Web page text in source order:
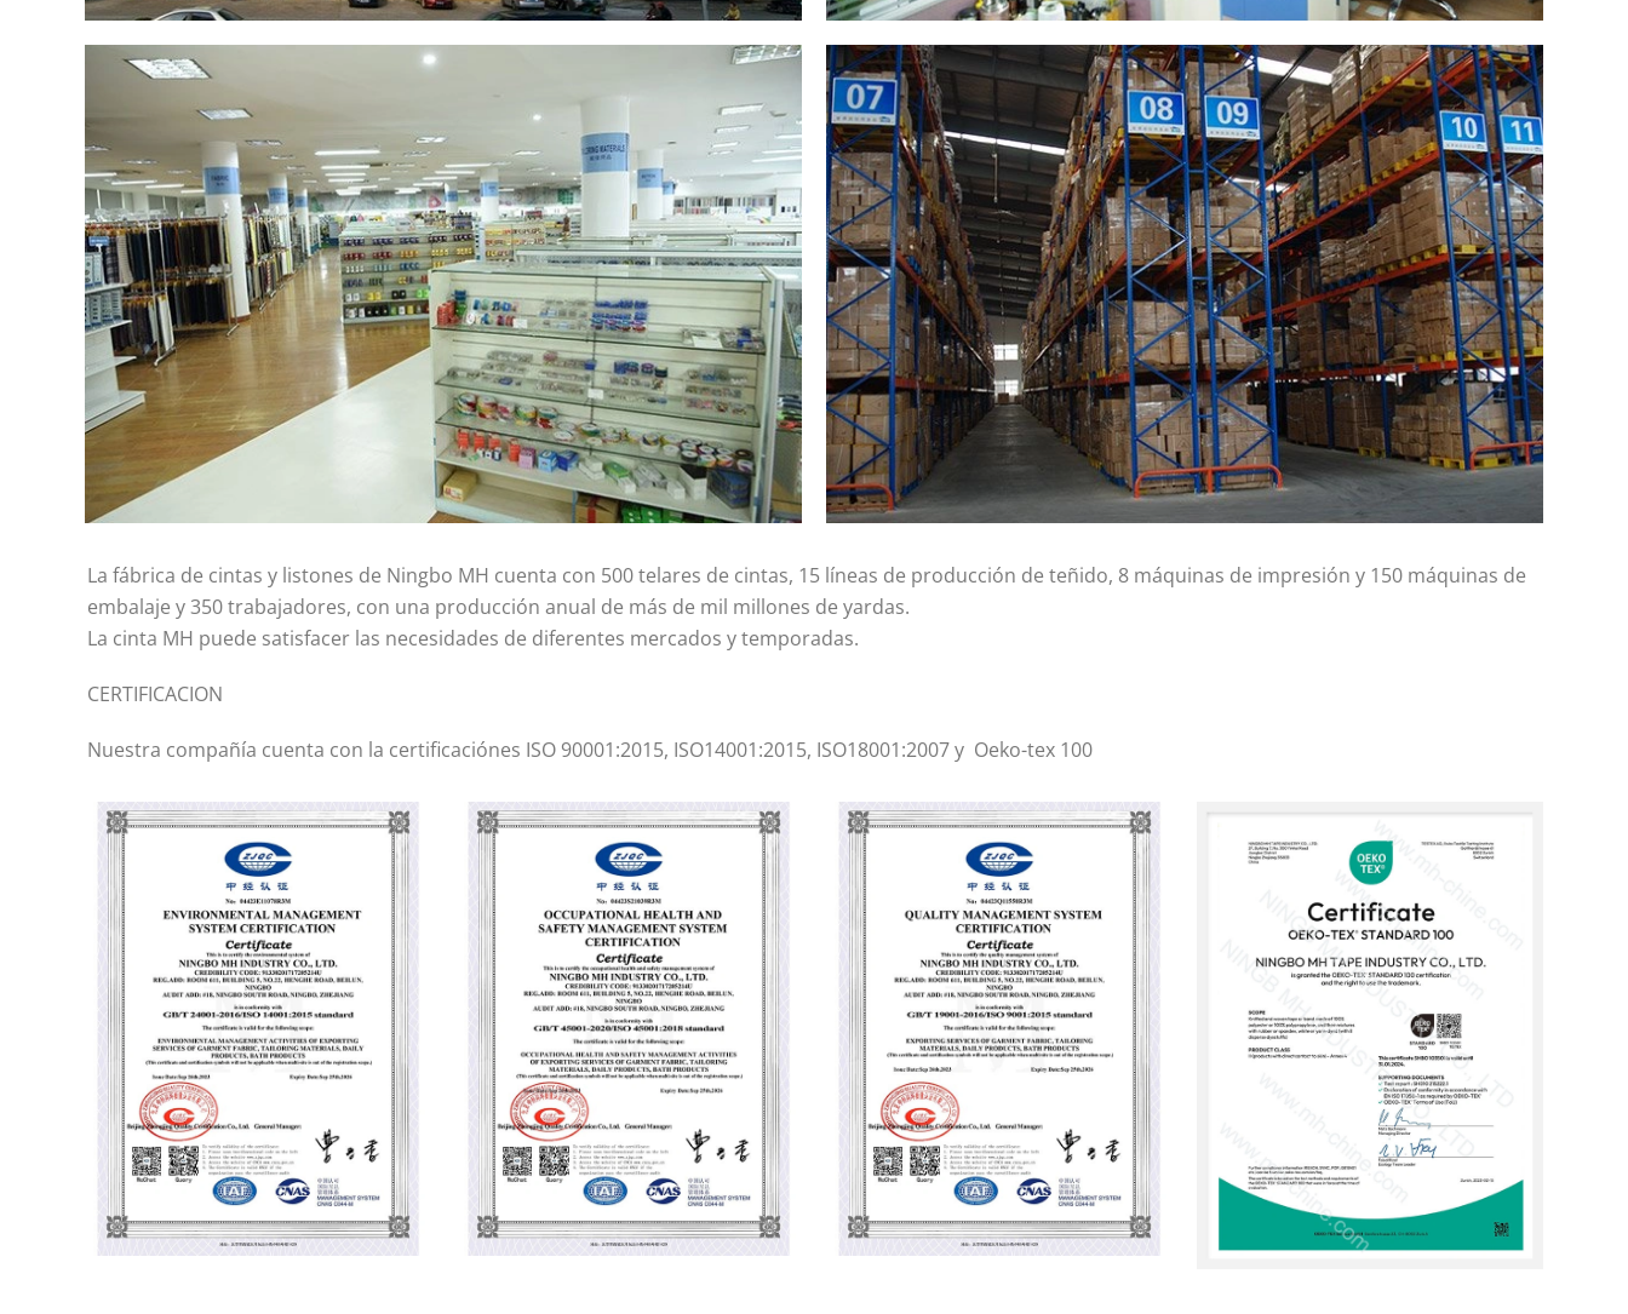
La fábrica de cintas y listones de Ningbo MH cuenta con 500 telares de cintas, 15 líneas de producción de teñido, 8 máquinas de impresión y 150 máquinas de
embalaje y 350 trabajadores, con una producción anual de más de mil millones de yardas.
La cinta MH puede satisfacer las necesidades de diferentes mercados y temporadas.
CERTIFICACION
Nuestra compañía cuenta con la certificaciónes ISO 90001:2015, ISO14001:2015, ISO18001:2007 y Oeko-tex 100